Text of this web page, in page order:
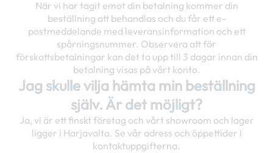
När vi har tagit emot din betalning kommer din
beställning att behandlas och du får ett e-
postmeddelande med leveransinformation och ett
spårningsnummer. Observera att för
förskottsbetalningar kan det ta upp till 3 dagar innan din
betalning visas på vårt konto.
Jag skulle vilja hämta min beställning
själv. Är det möjligt?
Ja, vi är ett finskt företag och vårt showroom och lager
ligger i Harjavalta. Se vår adress och öppettider i
kontaktuppgifterna.